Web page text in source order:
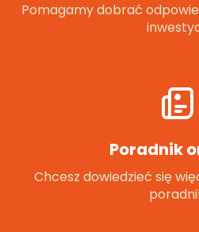
Pomagamy dobrać
Poradnik
Chcesz dowiedzieć się